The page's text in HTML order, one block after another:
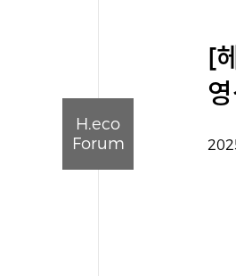
H.eco
Forum
[